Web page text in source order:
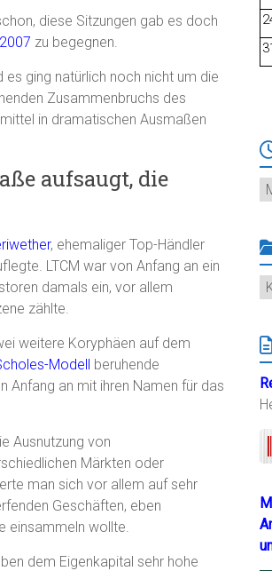
diese Sitzungen gab es doch
zu begegnen.
ging natürlich noch nicht um die
Zusammenbruchs des
in dramatischen Ausmaßen
aufsaugt, die
, ehemaliger Top-Händler
LTCM war von Anfang an ein
damals ein, vor allem
zählte.
weitere Koryphäen auf dem
Modell beruhende
Anfang an mit ihren Namen für das
Ausnutzung von
Märkten oder
man sich vor allem auf sehr
Geschäften, eben
einsammeln wollte.
dem Eigenkapital sehr hohe